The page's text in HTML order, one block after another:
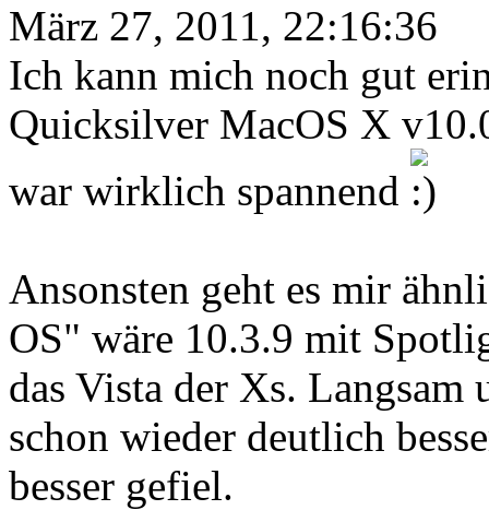
März 27, 2011, 22:16:36
Ich kann mich noch gut
Quicksilver MacOS X
war wirklich spannend
Ansonsten geht es mir
OS" wäre 10.3.9 mit
das Vista der Xs.
schon wieder deutlich
besser gefiel.